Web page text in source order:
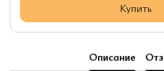
Купить
Описание